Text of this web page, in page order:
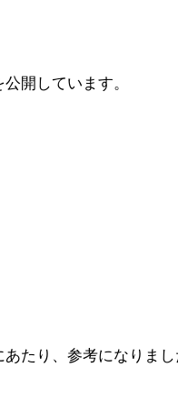
開しています。
たり、参考になりまし